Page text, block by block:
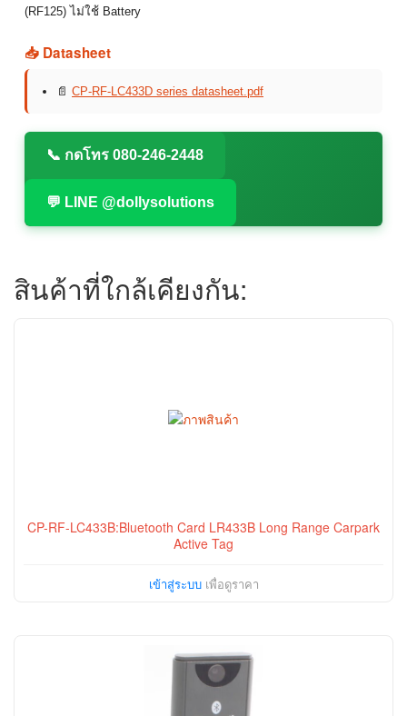
(RF125) ไม่ใช้ Battery
📥 Datasheet
📄 CP-RF-LC433D series datasheet.pdf
📞 กดโทร 080-246-2448
💬 LINE @dollysolutions
สินค้าที่ใกล้เคียงกัน:
CP-RF-LC433B:Bluetooth Card LR433B Long Range Carpark
Active Tag
เข้าสู่ระบบเพื่อดูราคา